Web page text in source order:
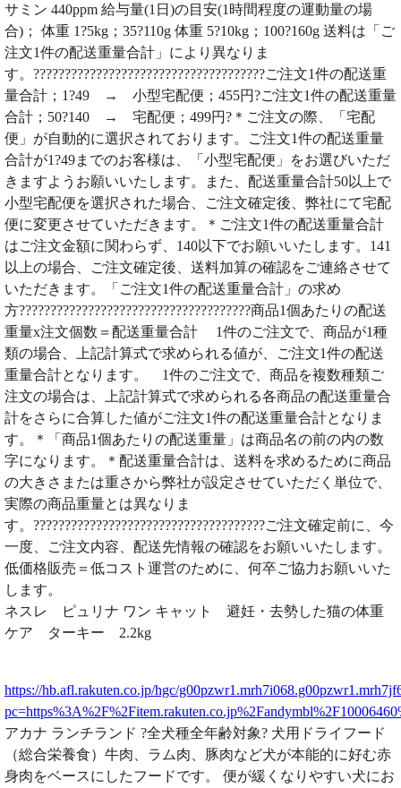
サミン 440ppm 給与量(1日)の目安(1時間程度の運動量の場
合)； 体重 1?5kg；35?110g 体重 5?10kg；100?160g 送料は「ご
注文1件の配送重量合計」により異なりま
す。?????????????????????????????????????ご注文1件の配送重
量合計；1?49 → 小型宅配便；455円?ご注文1件の配送重量
合計；50?140 → 宅配便；499円?＊ご注文の際、「宅配
便」が自動的に選択されております。ご注文1件の配送重量
合計が1?49までのお客様は、「小型宅配便」をお選びいただ
きますようお願いいたします。また、配送重量合計50以上で
小型宅配便を選択された場合、ご注文確定後、弊社にて宅配
便に変更させていただきます。＊ご注文1件の配送重量合計
はご注文金額に関わらず、140以下でお願いいたします。141
以上の場合、ご注文確定後、送料加算の確認をご連絡させて
いただきます。「ご注文1件の配送重量合計」の求め
方?????????????????????????????????????商品1個あたりの配送
重量x注文個数＝配送重量合計 1件のご注文で、商品が1種
類の場合、上記計算式で求められる値が、ご注文1件の配送
重量合計となります。 1件のご注文で、商品を複数種類ご
注文の場合は、上記計算式で求められる各商品の配送重量合
計をさらに合算した値がご注文1件の配送重量合計となりま
す。＊「商品1個あたりの配送重量」は商品名の前の内の数
字になります。＊配送重量合計は、送料を求めるために商品
の大きさまたは重さから弊社が設定させていただく単位で、
実際の商品重量とは異なりま
す。?????????????????????????????????????ご注文確定前に、今
一度、ご注文内容、配送先情報の確認をお願いいたします。
低価格販売＝低コスト運営のために、何卒ご協力お願いいた
します。
ネスレ ピュリナ ワン キャット 避妊・去勢した猫の体重
ケア ターキー 2.2kg
https://hb.afl.rakuten.co.jp/hgc/
アカナ ランチランド ?全犬種全年齢対象? 犬用ドライフード
（総合栄養食）牛肉、ラム肉、豚肉など犬が本能的に好む赤
身肉をベースにしたフードです。 便が緩くなりやすい犬にお